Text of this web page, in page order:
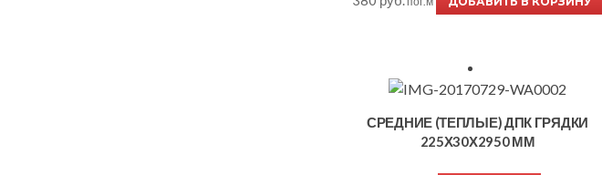
СРЕДНИЕ (ТЕПЛЫЕ) ДПК ГРЯДКИ
225Х30Х2950 ММ